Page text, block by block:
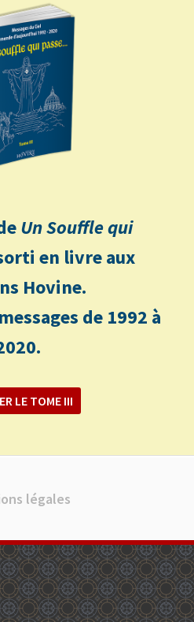
Un Souffle qui
en livre aux
Hovine.
de 1992 à
LE TOME III
légales